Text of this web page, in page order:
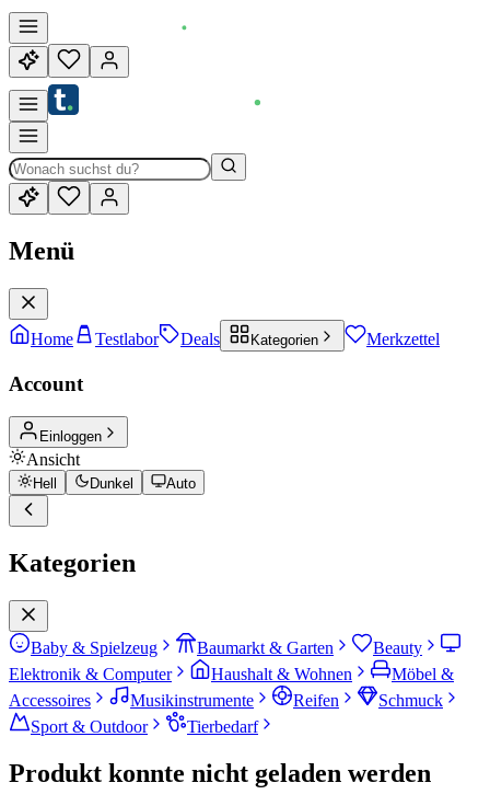
Menü
Home Testlabor Deals Kategorien Merkzettel
Account
Einloggen
Ansicht
Hell Dunkel Auto
Kategorien
Baby & Spielzeug Baumarkt & Garten
Beauty
Elektronik & Computer
Haushalt & Wohnen
Möbel &
Accessoires
Musikinstrumente Reifen
Schmuck
Sport & Outdoor
Tierbedarf
Produkt konnte nicht geladen werden